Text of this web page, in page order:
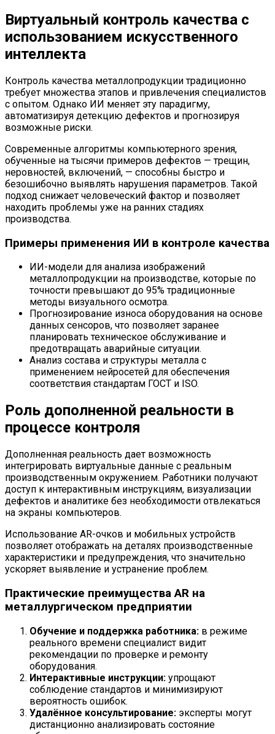
Виртуальный контроль качества с
использованием искусственного
интеллекта
Контроль качества металлопродукции традиционно
требует множества этапов и привлечения специалистов
с опытом. Однако ИИ меняет эту парадигму,
автоматизируя детекцию дефектов и прогнозируя
возможные риски.
Современные алгоритмы компьютерного зрения,
обученные на тысячи примеров дефектов — трещин,
неровностей, включений, — способны быстро и
безошибочно выявлять нарушения параметров. Такой
подход снижает человеческий фактор и позволяет
находить проблемы уже на ранних стадиях
производства.
Примеры применения ИИ в контроле качества
ИИ-модели для анализа изображений
металлопродукции на производстве, которые по
точности превышают до 95% традиционные
методы визуального осмотра.
Прогнозирование износа оборудования на основе
данных сенсоров, что позволяет заранее
планировать техническое обслуживание и
предотвращать аварийные ситуации.
Анализ состава и структуры металла с
применением нейросетей для обеспечения
соответствия стандартам ГОСТ и ISO.
Роль дополненной реальности в
процессе контроля
Дополненная реальность дает возможность
интегрировать виртуальные данные с реальным
производственным окружением. Работники получают
доступ к интерактивным инструкциям, визуализации
дефектов и аналитике без необходимости отвлекаться
на экраны компьютеров.
Использование AR-очков и мобильных устройств
позволяет отображать на деталях производственные
характеристики и предупреждения, что значительно
ускоряет выявление и устранение проблем.
Практические преимущества AR на
металлургическом предприятии
Обучение и поддержка работника: в режиме
реального времени специалист видит
рекомендации по проверке и ремонту
оборудования.
Интерактивные инструкции: упрощают
соблюдение стандартов и минимизируют
вероятность ошибок.
Удалённое консультирование: эксперты могут
дистанционно анализировать состояние